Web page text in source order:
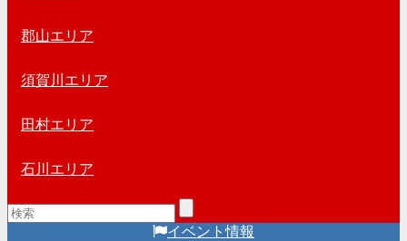
郡山エリア
須賀川エリア
田村エリア
石川エリア
イベント情報